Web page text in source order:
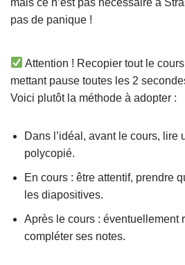
pas de panique !
Attention ! Recopier tout le
mettant pause toutes les 2
Voici plutôt la méthode à adopter :
Dans l’idéal, avant le cours, lire
polycopié.
En cours : être attentif, prendre
les diapositives.
Après le cours : éventuellement
compléter ses notes.